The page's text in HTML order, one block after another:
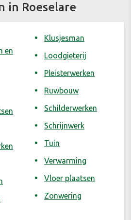
in Roeselare
en
Klusjesman
Loodgieterij
Pleisterwerken
Ruwbouw
Schilderwerken
Schrijnwerk
Tuin
Verwarming
Vloer plaatsen
Zonwering